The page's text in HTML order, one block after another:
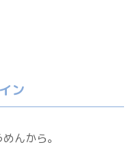
ン
んから。